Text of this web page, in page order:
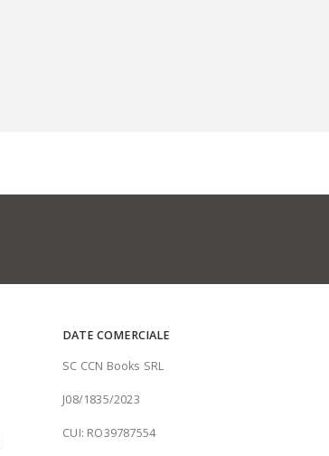
DATE COMERCIALE
SC CCN Books SRL
J08/1835/2023
CUI: RO39787554